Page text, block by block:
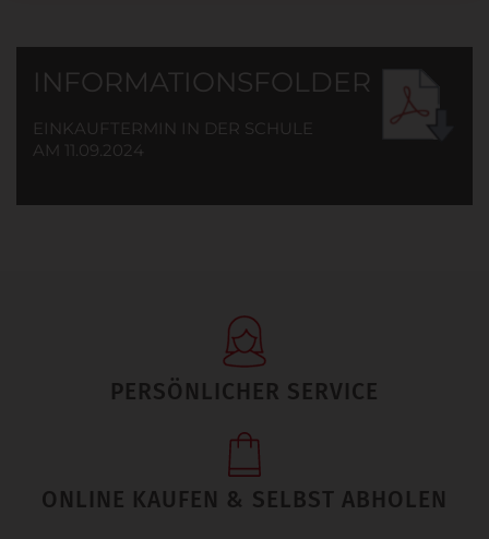
INFORMATIONSFOLDER
EINKAUFTERMIN IN DER SCHULE
AM 11.09.2024
PERSÖNLICHER SERVICE
ONLINE KAUFEN & SELBST ABHOLEN